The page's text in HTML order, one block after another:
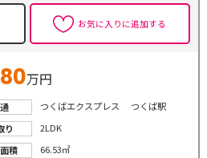
お気に入りに追加する
万円
つくばエクスプレス つくば駅
り
2LDK
積
66.53㎡